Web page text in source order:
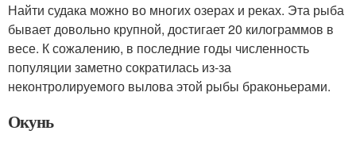
Найти судака можно во многих озерах и реках. Эта рыба
бывает довольно крупной, достигает 20 килограммов в
весе. К сожалению, в последние годы численность
популяции заметно сократилась из-за
неконтролируемого вылова этой рыбы браконьерами.
Окунь